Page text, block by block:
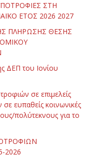
ΣΤΗ
ΕΤΟΣ 2026 2027
ΠΛΗΡΩΣΗΣ ΘΕΣΗΣ
ΔΕΠ του Ιονίου
σε επιμελείς
ευπαθείς κοινωνικές
πολύτεκνους για το
2026